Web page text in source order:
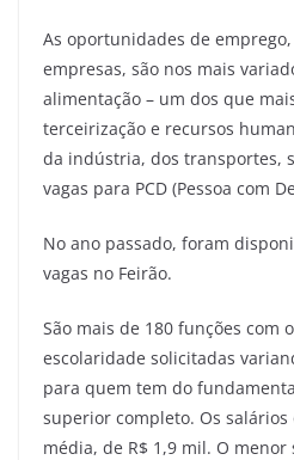
As oportunidades de
empresas, são nos mais
alimentação – um dos que
terceirização e recursos
da indústria, dos transportes,
vagas para PCD (Pessoa com
No ano passado, foram
vagas no Feirão.
São mais de 180 funções com
escolaridade solicitadas
para quem tem do
superior completo. Os salários
média, de R$ 1,9 mil. O menor